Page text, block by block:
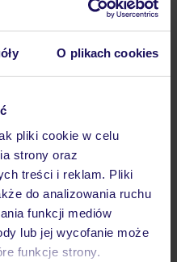
O plikach cookies
pliki cookie w celu
strony oraz
treści i reklam. Pliki
do analizowania ruchu
funkcji mediów
lub jej wycofanie może
funkcje strony.